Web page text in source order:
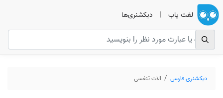
لغت یاب | دیکشنری‌ها
دیکشنری فارسی الات تنفسی